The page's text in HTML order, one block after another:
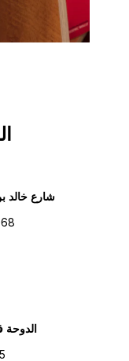
شارع خالد بن
الدوحة